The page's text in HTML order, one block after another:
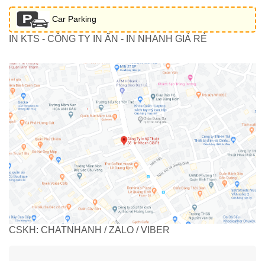
Car Parking
IN KTS - CÔNG TY IN ẤN - IN NHANH GIÁ RẺ
CSKH: CHATNHANH / ZALO / VIBER